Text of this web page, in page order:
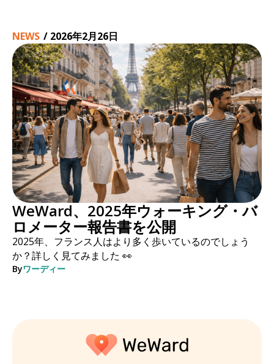
NEWS / 2026年2月26日
WeWard、2025年ウォーキング・バ
ロメーター報告書を公開
2025年、フランス人はより多く歩いているのでしょう
か？詳しく見てみました 👀
Byワーディー